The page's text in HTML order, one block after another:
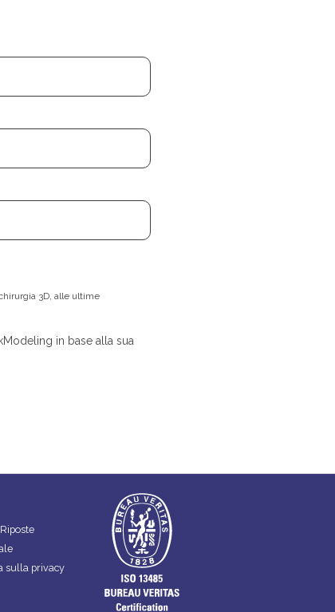
3D, alle ultime
in base alla sua
sulla privacy